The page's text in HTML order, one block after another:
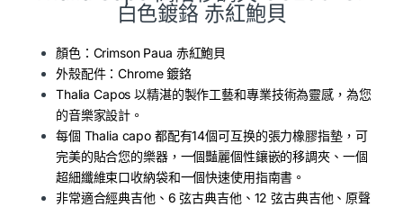
白色鍍鉻 赤紅鮑貝
顏色：Crimson Paua 赤紅鮑貝
外殼配件：Chrome 鍍鉻
Thalia Capos 以精湛的製作工藝和專業技術為靈感，為您
的音樂家設計。
每個 Thalia capo 都配有14個可互换的張力橡膠指墊，可
完美的貼合您的樂器，一個豔麗個性鑲嵌的移調夾、一個
超細纖維束口收納袋和一個快速使用指南書。
非常適合經典吉他、6 弦古典吉他、12 弦古典吉他、原聲